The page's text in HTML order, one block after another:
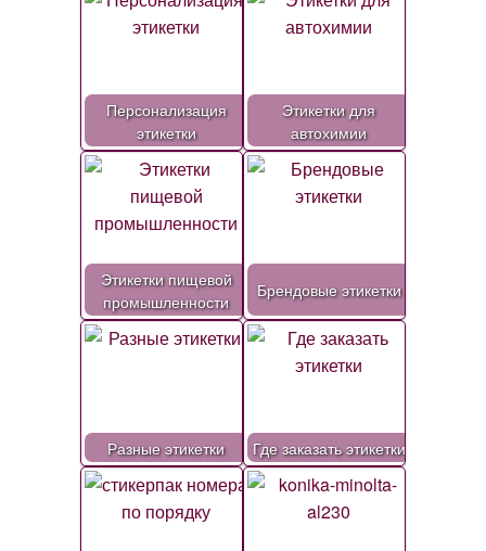
Персонализация
этикетки
Этикетки для
автохимии
Этикетки пищевой
промышленности
Брендовые этикетки
Разные этикетки Где заказать этикетки